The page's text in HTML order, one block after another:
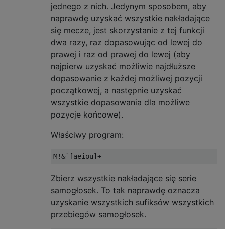
jednego z nich. Jedynym sposobem, aby
naprawdę uzyskać wszystkie nakładające
się mecze, jest skorzystanie z tej funkcji
dwa razy, raz dopasowując od lewej do
prawej i raz od prawej do lewej (aby
najpierw uzyskać możliwie najdłuższe
dopasowanie z każdej możliwej pozycji
początkowej, a następnie uzyskać
wszystkie dopasowania dla możliwe
pozycje końcowe).
Właściwy program:
Zbierz wszystkie nakładające się serie
samogłosek. To tak naprawdę oznacza
uzyskanie wszystkich sufiksów wszystkich
przebiegów samogłosek.